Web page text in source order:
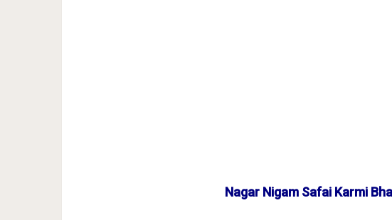
Nagar Nigam Safai Karmi